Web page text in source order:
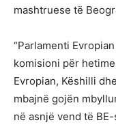
mashtruese të
“Parlamenti
komisioni për
Evropian, Këshilli
mbajnë gojën
në asnjë vend të